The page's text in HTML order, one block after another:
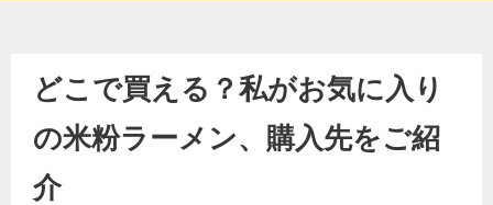
どこで買える？私がお気に入り
の米粉ラーメン、購入先をご紹
介